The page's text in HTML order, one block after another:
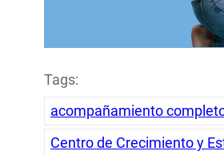
Tags:
acompañamiento
Centro de Crecimiento y